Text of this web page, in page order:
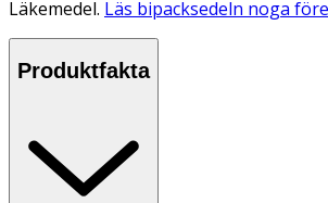
Läkemedel. Läs bipacksedeln noga
Produktfakta